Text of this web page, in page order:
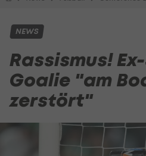
NEWS
Rassismus!
Goalie "am
zerstört"